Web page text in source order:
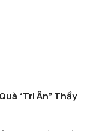
“Tri Ân” Thầy